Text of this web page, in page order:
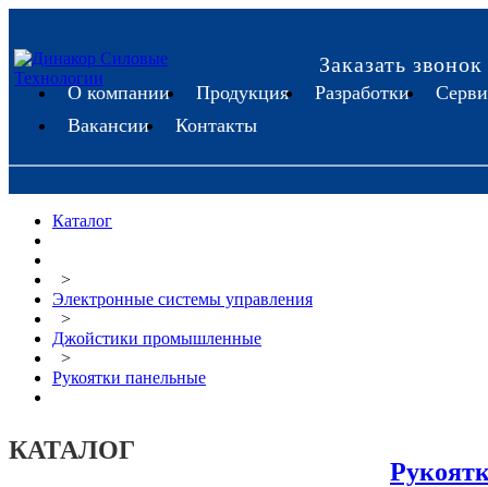
Заказать звонок
О компании Продукция Разработки
Вакансии
Контакты
Каталог
>
Электронные системы управления
>
Джойстики промышленные
>
Рукоятки панельные
КАТАЛОГ